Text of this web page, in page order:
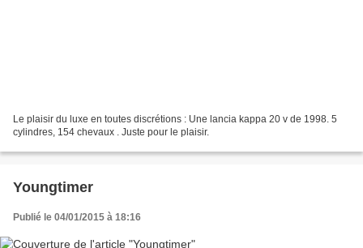
Le plaisir du luxe en toutes discrétions : Une lancia kappa 20 v de 1998. 5
cylindres, 154 chevaux . Juste pour le plaisir.
Youngtimer
Publié le 04/01/2015 à 18:16